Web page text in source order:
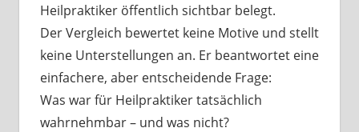
Heilpraktiker öffentlich sichtbar belegt.
Der Vergleich bewertet keine Motive und stellt
keine Unterstellungen an. Er beantwortet eine
einfachere, aber entscheidende Frage:
Was war für Heilpraktiker tatsächlich
wahrnehmbar – und was nicht?